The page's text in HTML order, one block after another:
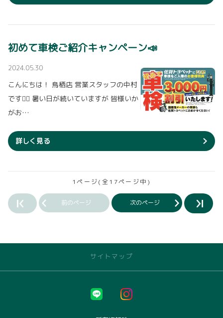
初めて車検ご紹介キャンペーン📣
2024.05.30
こんにちは！ 鳥栖店 営業スタッフの中村
です💁‍♂️ 暑い日が続いていますが 皆様いか
がお…
詳しく見る
1ページ(全17ページ中)
前のページ 次のページ
サイトマップ